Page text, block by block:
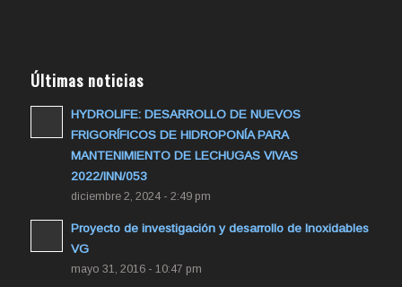
Últimas noticias
HYDROLIFE: DESARROLLO DE NUEVOS
FRIGORÍFICOS DE HIDROPONÍA PARA
MANTENIMIENTO DE LECHUGAS VIVAS
2022/INN/053
diciembre 2, 2024 - 2:49 pm
Proyecto de investigación y desarrollo de Inoxidables
VG
mayo 31, 2016 - 10:47 pm